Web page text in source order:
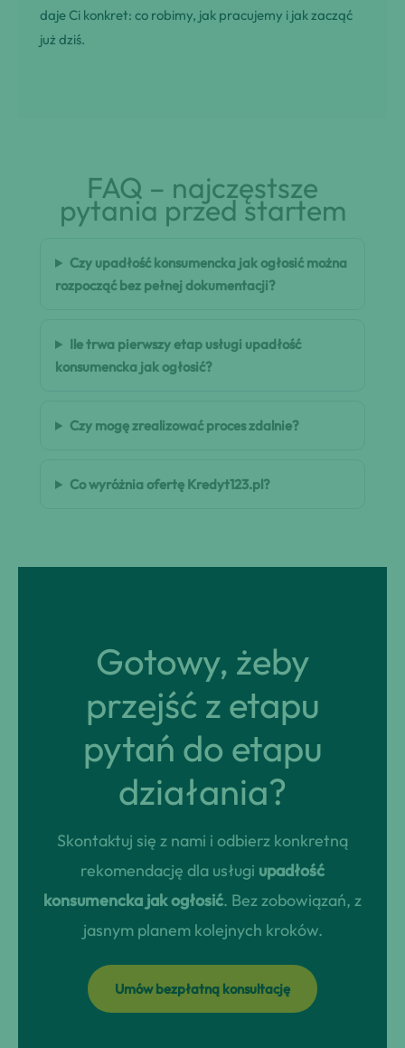
daje Ci konkret: co robimy, jak pracujemy i jak zacząć
już dziś.
FAQ – najczęstsze
pytania przed startem
Czy upadłość konsumencka jak ogłosić można
rozpocząć bez pełnej dokumentacji?
Ile trwa pierwszy etap usługi upadłość
konsumencka jak ogłosić?
Czy mogę zrealizować proces zdalnie?
Co wyróżnia ofertę Kredyt123.pl?
Gotowy, żeby
przejść z etapu
pytań do etapu
działania?
Skontaktuj się z nami i odbierz konkretną
rekomendację dla usługi upadłość
konsumencka jak ogłosić. Bez zobowiązań, z
jasnym planem kolejnych kroków.
Umów bezpłatną konsultację